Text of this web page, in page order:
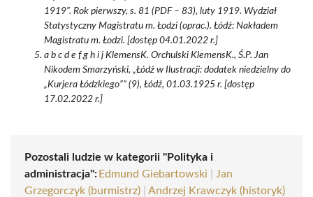
1919”. Rok pierwszy, s. 81 (PDF – 83), luty 1919. Wydział
Statystyczny Magistratu m. Łodzi (oprac.). Łódź: Nakładem
Magistratu m. Łodzi. [dostęp 04.01.2022 r.]
a b c d e f g h i j KlemensK. Orchulski KlemensK., Ś.P. Jan
Nikodem Smarzyński, „Łódź w Ilustracji: dodatek niedzielny do
„Kurjera Łódzkiego”” (9), Łódź, 01.03.1925 r. [dostęp
17.02.2022 r.]
Pozostali ludzie w kategorii "Polityka i
administracja": Edmund Giebartowski
Jan
Grzegorczyk (burmistrz)
Andrzej Krawczyk (historyk)